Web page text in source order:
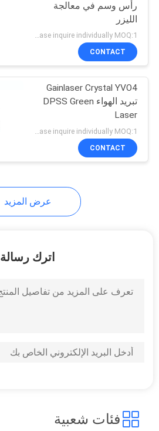
رأس وسم في معالجة
الليزر
Please inquire individually MOQ:1
CONTACT
Gainlaser Crystal YVO4
تبريد الهواء DPSS Green
Laser
Please inquire individually MOQ:1
CONTACT
عرض المزيد
اترك رسالة
فئات شعبية